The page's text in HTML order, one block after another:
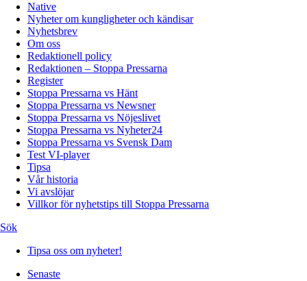
Native
Nyheter om kungligheter och kändisar
Nyhetsbrev
Om oss
Redaktionell policy
Redaktionen – Stoppa Pressarna
Register
Stoppa Pressarna vs Hänt
Stoppa Pressarna vs Newsner
Stoppa Pressarna vs Nöjeslivet
Stoppa Pressarna vs Nyheter24
Stoppa Pressarna vs Svensk Dam
Test VI-player
Tipsa
Vår historia
Vi avslöjar
Villkor för nyhetstips till Stoppa Pressarna
Sök
Tipsa oss om nyheter!
Senaste